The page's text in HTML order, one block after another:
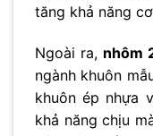
tăng khả năng
Ngoài ra, nhôm
ngành khuôn
khuôn ép nhựa
khả năng chịu